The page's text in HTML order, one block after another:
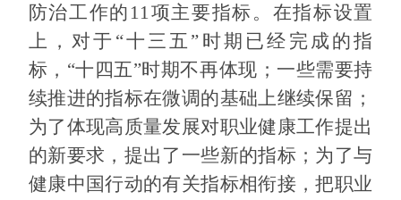
防治工作的 11项主要指标。在指标设置
上，对于“十三五”时期已经完成的指
标，“十四五”时期不再体现；一些需要持
续推进的指标在微调的基础上继续保留；
为了体现高质量发展对职业健康工作提出
的新要求，提出了一些新的指标；为了与
健康中国行动的有关指标相衔接，把职业